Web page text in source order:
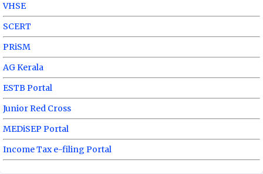
VHSE
SCERT
PRiSM
AG Kerala
ESTB Portal
Junior Red Cross
MEDiSEP Portal
Income Tax e-filing Portal